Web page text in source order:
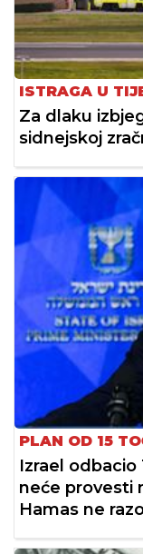
ISTRAGA U
Za dlaku
sidnejskoj
PLAN OD 15
Izrael odbacio
neće provesti
Hamas ne